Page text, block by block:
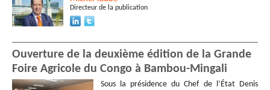
Directeur de la publication
Ouverture de la deuxième édition de la Grande
Foire Agricole du Congo à Bambou-Mingali
Sous la présidence du Chef de l’État Denis